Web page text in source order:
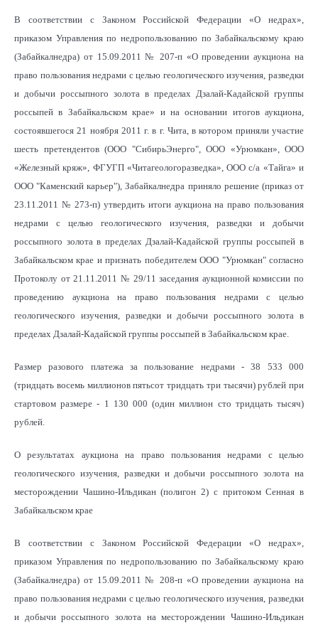
В соответствии с Законом Российской Федерации «О недрах»,
приказом Управления по недропользованию по Забайкальскому краю
(Забайкалнедра) от 15.09.2011 № 207-п «О проведении аукциона на
право пользования недрами с целью геологического изучения, разведки
и добычи россыпного золота в пределах Дзалай-Кадайской группы
россыпей в Забайкальском крае» и на основании итогов аукциона,
состоявшегося 21 ноября 2011 г. в г. Чита, в котором приняли участие
шесть претендентов (ООО "СибирьЭнерго", ООО «Урюмкан», ООО
«Железный кряж», ФГУГП «Читагеологоразведка», ООО с/а «Тайга» и
ООО "Каменский карьер"), Забайкалнедра приняло решение (приказ от
23.11.2011 № 273-п) утвердить итоги аукциона на право пользования
недрами с целью геологического изучения, разведки и добычи
россыпного золота в пределах Дзалай-Кадайской группы россыпей в
Забайкальском крае и признать победителем ООО "Урюмкан" согласно
Протоколу от 21.11.2011 № 29/11 заседания аукционной комиссии по
проведению аукциона на право пользования недрами с целью
геологического изучения, разведки и добычи россыпного золота в
пределах Дзалай-Кадайской группы россыпей в Забайкальском крае.
Размер разового платежа за пользование недрами - 38 533 000
(тридцать восемь миллионов пятьсот тридцать три тысячи) рублей при
стартовом размере - 1 130 000 (один миллион сто тридцать тысяч)
рублей.
О результатах аукциона на право пользования недрами с целью
геологического изучения, разведки и добычи россыпного золота на
месторождении Чашино-Ильдикан (полигон 2) с притоком Сенная в
Забайкальском крае
В соответствии с Законом Российской Федерации «О недрах»,
приказом Управления по недропользованию по Забайкальскому краю
(Забайкалнедра) от 15.09.2011 № 208-п «О проведении аукциона на
право пользования недрами с целью геологического изучения, разведки
и добычи россыпного золота на месторождении Чашино-Ильдикан